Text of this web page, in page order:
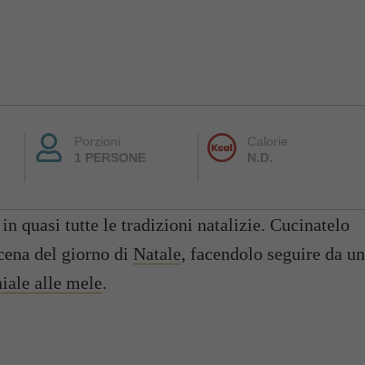
Porzioni:
1 PERSONE
Calorie:
N.D.
in quasi tutte le tradizioni natalizie. Cucinatelo
del giorno di Natale, facendolo seguire da un
alle mele.